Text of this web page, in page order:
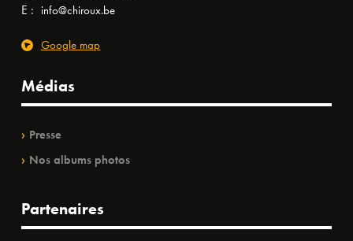
E : info@chiroux.be
Google map
Médias
Presse
Nos albums photos
Partenaires